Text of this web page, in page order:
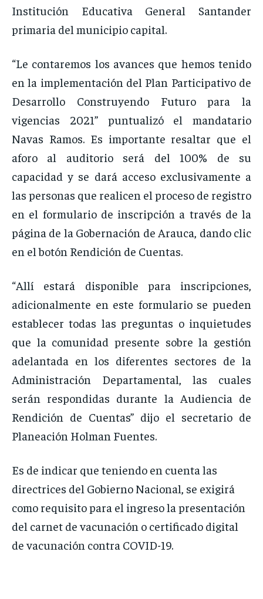
Institución Educativa General Santander
primaria del municipio capital.
“Le contaremos los avances que hemos tenido
en la implementación del Plan Participativo de
Desarrollo Construyendo Futuro para la
vigencias 2021” puntualizó el mandatario
Navas Ramos. Es importante resaltar que el
aforo al auditorio será del 100% de su
capacidad y se dará acceso exclusivamente a
las personas que realicen el proceso de registro
en el formulario de inscripción a través de la
página de la Gobernación de Arauca, dando clic
en el botón Rendición de Cuentas.
“Allí estará disponible para inscripciones,
adicionalmente en este formulario se pueden
establecer todas las preguntas o inquietudes
que la comunidad presente sobre la gestión
adelantada en los diferentes sectores de la
Administración Departamental, las cuales
serán respondidas durante la Audiencia de
Rendición de Cuentas” dijo el secretario de
Planeación Holman Fuentes.
Es de indicar que teniendo en cuenta las
directrices del Gobierno Nacional, se exigirá
como requisito para el ingreso la presentación
del carnet de vacunación o certificado digital
de vacunación contra COVID-19.